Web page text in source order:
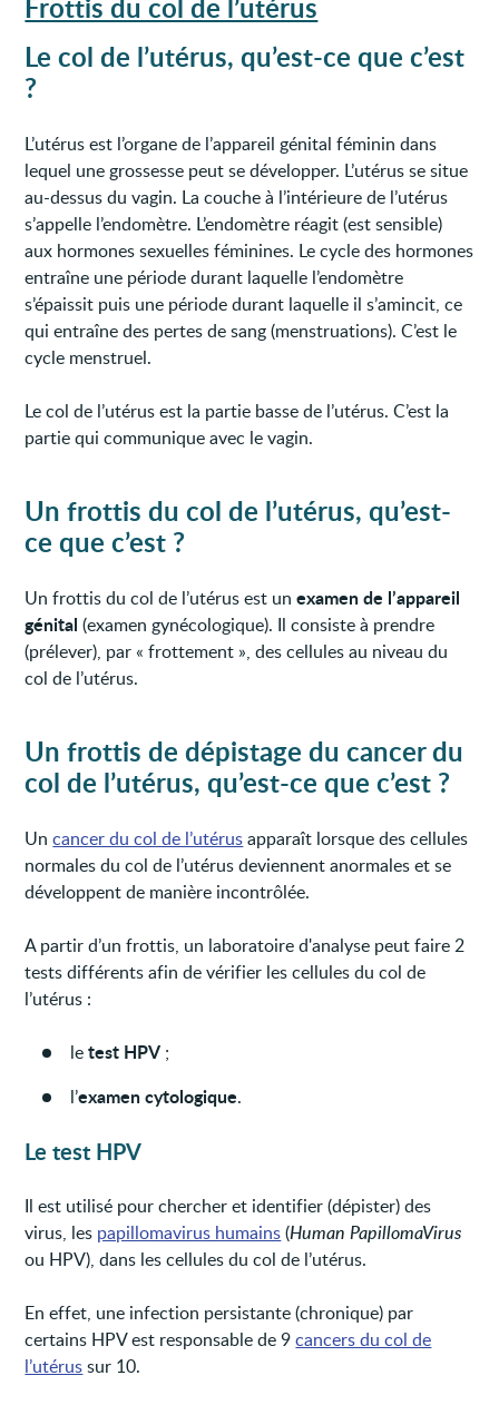
Le col de l’utérus, qu’est-ce que c’est
?
L’utérus est l’organe de l’appareil génital féminin dans
lequel une grossesse peut se développer. L’utérus se situe
au-dessus du vagin. La couche à l’intérieure de l’utérus
s’appelle l’endomètre. L’endomètre réagit (est sensible)
aux hormones sexuelles féminines. Le cycle des hormones
entraîne une période durant laquelle l’endomètre
s’épaissit puis une période durant laquelle il s’amincit, ce
qui entraîne des pertes de sang (menstruations). C’est le
cycle menstruel.
Le col de l’utérus est la partie basse de l’utérus. C’est la
partie qui communique avec le vagin.
Un frottis du col de l’utérus, qu’est-
ce que c’est ?
Un frottis du col de l’utérus est unexamen de l’appareil
génital (examen gynécologique). Il consiste à prendre
(prélever), par « frottement », des cellules au niveau du
col de l’utérus.
Un frottis de dépistage du cancer du
col de l’utérus, qu’est-ce que c’est ?
Uncancer du col de l’utérusapparaît lorsque des cellules
normales du col de l’utérus deviennent anormales et se
développent de manière incontrôlée.
A partir d’un frottis, un laboratoire d'analyse peut faire 2
tests différents afin de vérifier les cellules du col de
l’utérus :
letest HPV ;
l’examen cytologique.
Le test HPV
Il est utilisé pour chercher et identifier (dépister) des
virus, les papillomavirus humains(Human PapillomaVirus
ou HPV), dans les cellules du col de l’utérus.
En effet, une infection persistante (chronique) par
certains HPV est responsable de 9cancers du col de
l’utérussur 10.